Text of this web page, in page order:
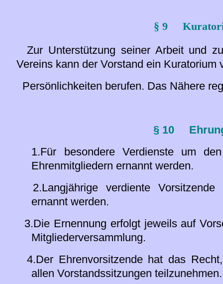
§ 9
Zur Unterstützung seiner Arbeit und
Vereins kann der Vorstand ein Kuratorium
Persönlichkeiten berufen. Das Nähere
§ 10
1.Für besondere Verdienste um
Ehrenmitgliedern ernannt werden.
2.Langjährige verdiente Vorsitzende
ernannt werden.
3.Die Ernennung erfolgt jeweils auf
Mitgliederversammlung.
4.Der Ehrenvorsitzende hat das
allen Vorstandssitzungen teilzunehmen.